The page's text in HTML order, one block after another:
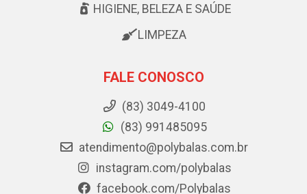
HIGIENE, BELEZA E SAÚDE
LIMPEZA
FALE CONOSCO
(83) 3049-4100
(83) 991485095
atendimento@polybalas.com.br
instagram.com/polybalas
facebook.com/Polybalas